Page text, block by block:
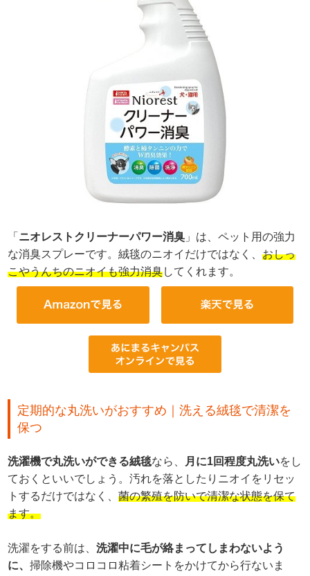
「 ニオレストクリーナーパワー消臭 」は、ペット用の強力
な消臭スプレーです。絨毯のニオイだけではなく、おしっ
こやうんちのニオイも強力消臭してくれます。
定期的な丸洗いがおすすめ｜洗える絨毯で清潔を
保つ
洗濯機で丸洗いができる絨毯なら、 月に1回程度丸洗いをし
ておくといいでしょう。汚れを落としたりニオイをリセッ
トするだけではなく、菌の繁殖を防いで清潔な状態を保て
ます。
洗濯をする前は、洗濯中に毛が絡まってしまわないよう
に、掃除機やコロコロ粘着シートをかけてから行ないま